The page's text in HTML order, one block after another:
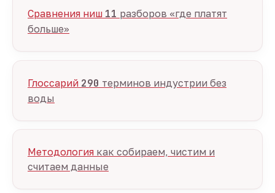
Сравнения ниш 11 разборов «где платят
больше»
Глоссарий 290 терминов индустрии без
воды
Методология как собираем, чистим и
считаем данные